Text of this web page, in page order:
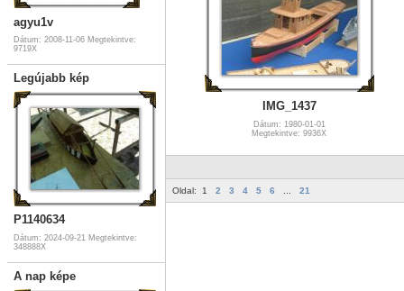
agyu1v
Dátum: 2008-11-06 Megtekintve:
9719X
Legújabb kép
P1140634
Dátum: 2024-09-21 Megtekintve:
348888X
A nap képe
IMG_1437
Dátum: 1980-01-01
Megtekintve: 9936X
Oldal: 1 2 3 4 5 6 21